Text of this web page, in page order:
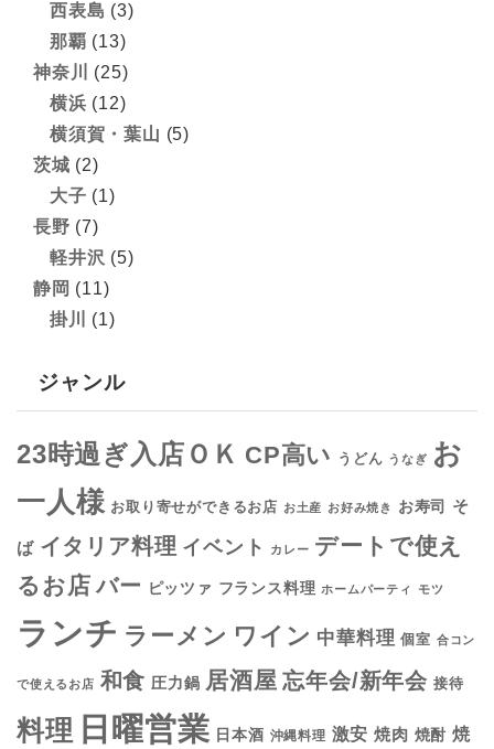
西表島 (3)
那覇 (13)
神奈川
(25)
横浜 (12)
横須賀・葉山 (5)
茨城 (2)
大子 (1)
長野 (7)
軽井沢 (5)
静岡 (11)
掛川
(1)
ジャンル
23時過ぎ入店ＯＫ CP高い うどん うなぎ お
一人様 お取り寄せができるお店 お土産 お好み焼き お寿司 そ
ば イタリア料理 イベント カレー デートで使え
るお店 バー ピッツァ フランス料理 ホームパーティ モツ
ランチ ラーメン ワイン 中華料理 個室 合コン
で使えるお店 和食 圧力鍋 居酒屋 忘年会/新年会 接待
料理 日曜営業 日本酒 沖縄料理 激安 焼肉 焼酎 焼